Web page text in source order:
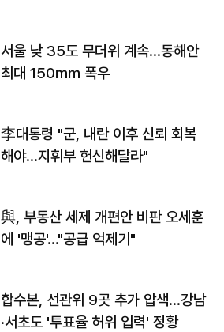
서울 낮 35도 무더위 계속…동해안
최대 150㎜ 폭우
李대통령 "군, 내란 이후 신뢰 회복
해야…지휘부 헌신해달라"
與, 부동산 세제 개편안 비판 오세훈
에 '맹공'…"공급 억제기"
합수본, 선관위 9곳 추가 압색…강남
·서초도 '투표율 허위 입력' 정황